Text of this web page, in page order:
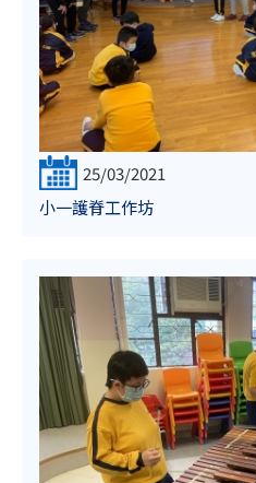
25/03/2021
小一護脊工作坊